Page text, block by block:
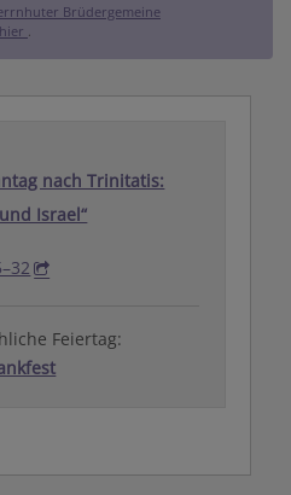
Brüdergemeine
hier
nach Trinitatis:
Israel“
Feiertag: